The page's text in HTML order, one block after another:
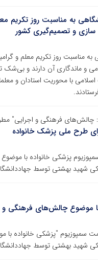
به مناسبت روز تکریم
و تصمیم‌گیری کشور
مناسبت روز تکریم معلم و
و ماندگاری آن دارند و بی‌شک
با محوریت استادان و
چالش‌های فرهنگی و اجرایی"
طرح ملی پزشک خانواده
پزشکی خانواده با
شهید بهشتی توسط
موضوع چالش‌های فرهنگی و
سمپوزیوم "پزشکی خانواده
شهید بهشتی توسط